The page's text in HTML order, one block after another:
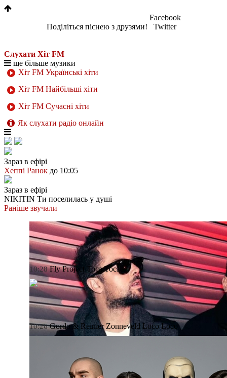
Поділіться піснею з друзями!
Facebook
Twitter
Слухати Хіт FM
ще більше музики
Хіт FM Українські хіти
Хіт FM Найбільші хіти
Хіт FM Сучасні хіти
Як слухати радіо онлайн
Зараз в ефірі
Хеппі Ранок до 10:05
Зараз в ефірі
NIKITIN Ти поселилась у душі
Раніше звучали
10:28 Fly Project Toca Toca
10:26 Gordo & Reinier Zonneveld Loco Loco